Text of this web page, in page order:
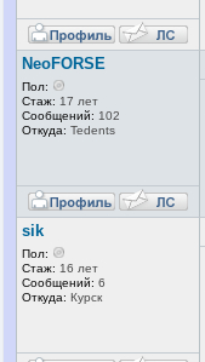
NeoFORSE
Пол:
Стаж: 17 лет
Сообщений: 102
Откуда: Tedents
sik
Пол:
Стаж: 16 лет
Сообщений: 6
Откуда: Курск